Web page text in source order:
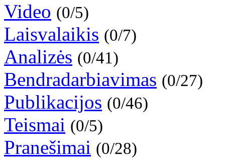
Video (0/5)
Laisvalaikis (0/7)
Analizės (0/41)
Bendradarbiavimas (0/27)
Publikacijos (0/46)
Teismai (0/5)
Pranešimai (0/28)